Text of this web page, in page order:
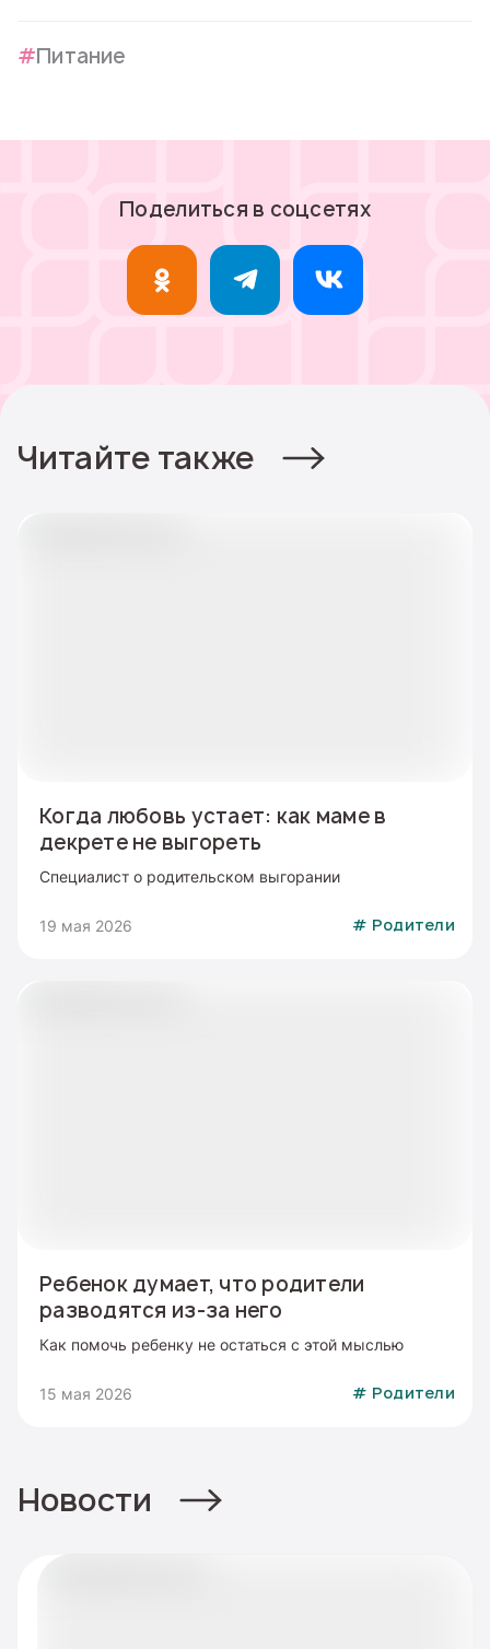
Питание
Поделиться в соцсетях
Читайте также
Когда любовь устает: как маме в
декрете не выгореть
Специалист о родительском выгорании
19 мая 2026 # Родители
Ребенок думает, что родители
разводятся из-за него
Как помочь ребенку не остаться с этой мыслью
15 мая 2026 # Родители
Новости